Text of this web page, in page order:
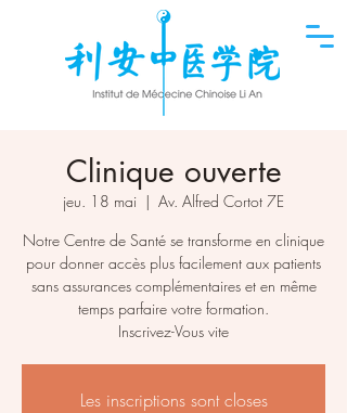
Clinique ouverte
jeu. 18 mai
  |
Av. Alfred Cortot 7E
Notre Centre de Santé se transforme en clinique
pour donner accès plus facilement aux patients
sans assurances complémentaires et en même
temps parfaire votre formation.
Inscrivez-Vous vite
Les inscriptions sont closes